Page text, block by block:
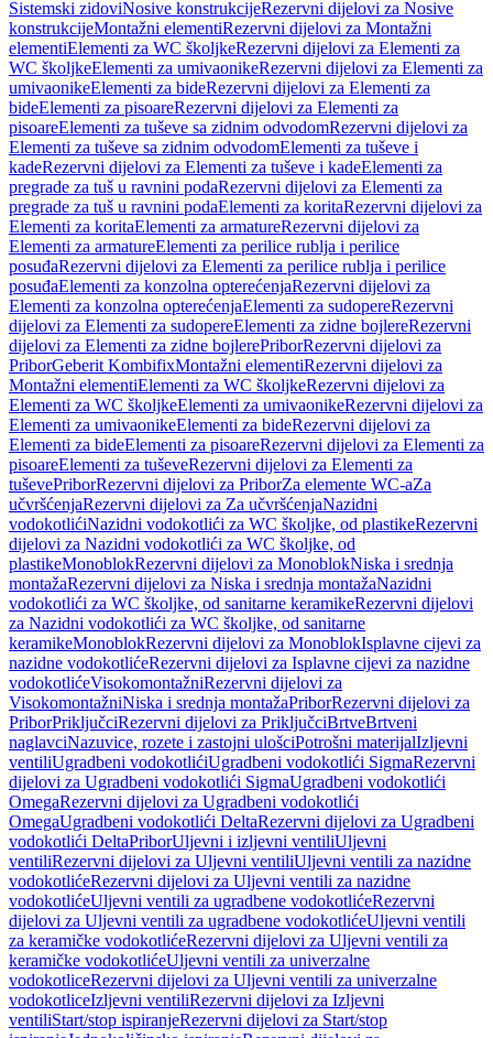
Sistemski zidoviNosive konstrukcijeRezervni dijelovi za Nosive
konstrukcijeMontažni elementiRezervni dijelovi za Montažni
elementiElementi za WC školjkeRezervni dijelovi za Elementi za
WC školjkeElementi za umivaonikeRezervni dijelovi za Elementi za
umivaonikeElementi za bideRezervni dijelovi za Elementi za
bideElementi za pisoareRezervni dijelovi za Elementi za
pisoareElementi za tuševe sa zidnim odvodomRezervni dijelovi za
Elementi za tuševe sa zidnim odvodomElementi za tuševe i
kadeRezervni dijelovi za Elementi za tuševe i kadeElementi za
pregrade za tuš u ravnini podaRezervni dijelovi za Elementi za
pregrade za tuš u ravnini podaElementi za koritaRezervni dijelovi za
Elementi za koritaElementi za armatureRezervni dijelovi za
Elementi za armatureElementi za perilice rublja i perilice
posuđaRezervni dijelovi za Elementi za perilice rublja i perilice
posuđaElementi za konzolna opterećenjaRezervni dijelovi za
Elementi za konzolna opterećenjaElementi za sudopereRezervni
dijelovi za Elementi za sudopereElementi za zidne bojlereRezervni
dijelovi za Elementi za zidne bojlerePriborRezervni dijelovi za
PriborGeberit KombifixMontažni elementiRezervni dijelovi za
Montažni elementiElementi za WC školjkeRezervni dijelovi za
Elementi za WC školjkeElementi za umivaonikeRezervni dijelovi za
Elementi za umivaonikeElementi za bideRezervni dijelovi za
Elementi za bideElementi za pisoareRezervni dijelovi za Elementi za
pisoareElementi za tuševeRezervni dijelovi za Elementi za
tuševePriborRezervni dijelovi za PriborZa elemente WC-aZa
učvršćenjaRezervni dijelovi za Za učvršćenjaNazidni
vodokotlićiNazidni vodokotlići za WC školjke, od plastikeRezervni
dijelovi za Nazidni vodokotlići za WC školjke, od
plastikeMonoblokRezervni dijelovi za MonoblokNiska i srednja
montažaRezervni dijelovi za Niska i srednja montažaNazidni
vodokotlići za WC školjke, od sanitarne keramikeRezervni dijelovi
za Nazidni vodokotlići za WC školjke, od sanitarne
keramikeMonoblokRezervni dijelovi za MonoblokIsplavne cijevi za
nazidne vodokotlićeRezervni dijelovi za Isplavne cijevi za nazidne
vodokotlićeVisokomontažniRezervni dijelovi za
VisokomontažniNiska i srednja montažaPriborRezervni dijelovi za
PriborPriključciRezervni dijelovi za PriključciBrtveBrtveni
naglavciNazuvice, rozete i zastojni ulošciPotrošni materijalIzljevni
ventiliUgradbeni vodokotlićiUgradbeni vodokotlići SigmaRezervni
dijelovi za Ugradbeni vodokotlići SigmaUgradbeni vodokotlići
OmegaRezervni dijelovi za Ugradbeni vodokotlići
OmegaUgradbeni vodokotlići DeltaRezervni dijelovi za Ugradbeni
vodokotlići DeltaPriborUljevni i izljevni ventiliUljevni
ventiliRezervni dijelovi za Uljevni ventiliUljevni ventili za nazidne
vodokotlićeRezervni dijelovi za Uljevni ventili za nazidne
vodokotlićeUljevni ventili za ugradbene vodokotlićeRezervni
dijelovi za Uljevni ventili za ugradbene vodokotlićeUljevni ventili
za keramičke vodokotlićeRezervni dijelovi za Uljevni ventili za
keramičke vodokotlićeUljevni ventili za univerzalne
vodokotliceRezervni dijelovi za Uljevni ventili za univerzalne
vodokotliceIzljevni ventiliRezervni dijelovi za Izljevni
ventiliStart/stop ispiranjeRezervni dijelovi za Start/stop